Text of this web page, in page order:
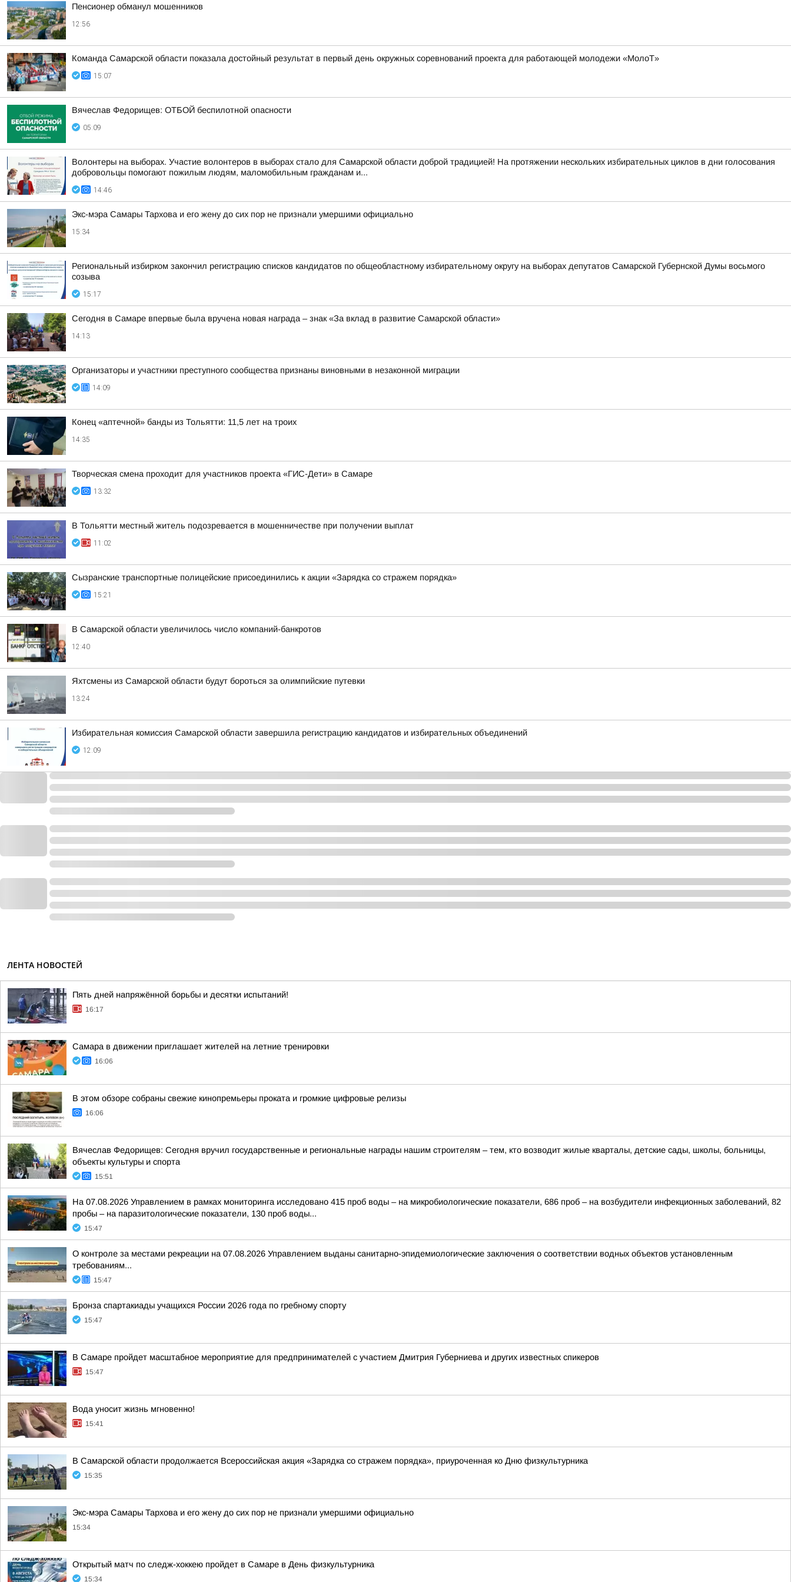
Пенсионер обманул мошенников
12:56
Команда Самарской области показала достойный результат в первый день окружных соревнований проекта для работающей молодежи «МолоТ»
15:07
Вячеслав Федорищев: ОТБОЙ беспилотной опасности
05:09
Волонтеры на выборах. Участие волонтеров в выборах стало для Самарской области доброй традицией! На протяжении нескольких избирательных циклов в дни голосования
добровольцы помогают пожилым людям, маломобильным гражданам и...
14:46
Экс-мэра Самары Тархова и его жену до сих пор не признали умершими официально
15:34
Региональный избирком закончил регистрацию списков кандидатов по общеобластному избирательному округу на выборах депутатов Самарской Губернской Думы восьмого
созыва
15:17
Сегодня в Самаре впервые была вручена новая награда – знак «За вклад в развитие Самарской области»
14:13
Организаторы и участники преступного сообщества признаны виновными в незаконной миграции
14:09
Конец «аптечной» банды из Тольятти: 11,5 лет на троих
14:35
Творческая смена проходит для участников проекта «ГИС-Дети» в Самаре
13:32
В Тольятти местный житель подозревается в мошенничестве при получении выплат
11:02
Сызранские транспортные полицейские присоединились к акции «Зарядка со стражем порядка»
15:21
В Самарской области увеличилось число компаний-банкротов
12:40
Яхтсмены из Самарской области будут бороться за олимпийские путевки
13:24
Избирательная комиссия Самарской области завершила регистрацию кандидатов и избирательных объединений
12:09
ЛЕНТА НОВОСТЕЙ
Пять дней напряжённой борьбы и десятки испытаний!
16:17
Самара в движении приглашает жителей на летние тренировки
16:06
В этом обзоре собраны свежие кинопремьеры проката и громкие цифровые релизы
16:06
Вячеслав Федорищев: Сегодня вручил государственные и региональные награды нашим строителям – тем, кто возводит жилые кварталы, детские сады, школы, больницы,
объекты культуры и спорта
15:51
На 07.08.2026 Управлением в рамках мониторинга исследовано 415 проб воды – на микробиологические показатели, 686 проб – на возбудители инфекционных заболеваний, 82
пробы – на паразитологические показатели, 130 проб воды...
15:47
О контроле за местами рекреации на 07.08.2026 Управлением выданы санитарно-эпидемиологические заключения о соответствии водных объектов установленным
требованиям...
15:47
Бронза спартакиады учащихся России 2026 года по гребному спорту
15:47
В Самаре пройдет масштабное мероприятие для предпринимателей с участием Дмитрия Губерниева и других известных спикеров
15:47
Вода уносит жизнь мгновенно!
15:41
В Самарской области продолжается Всероссийская акция «Зарядка со стражем порядка», приуроченная ко Дню физкультурника
15:35
Экс-мэра Самары Тархова и его жену до сих пор не признали умершими официально
15:34
Открытый матч по следж-хоккею пройдет в Самаре в День физкультурника
15:34